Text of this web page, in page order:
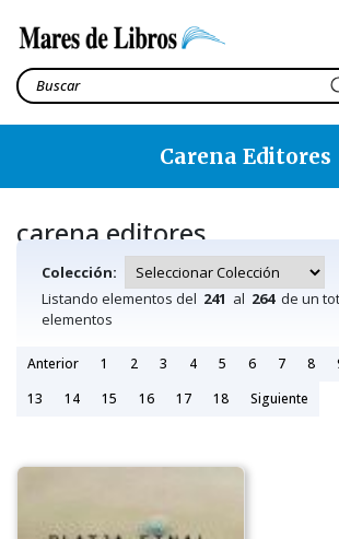
Carena Editores
carena editores
Colección:
Listando elementos del 241 al 264de un
elementos
Anterior 1 2 3 4 5 6 7 8
13
14 15 16 17 18 Siguiente